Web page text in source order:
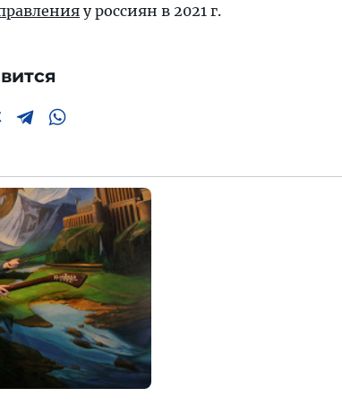
у россиян в 2021 г.